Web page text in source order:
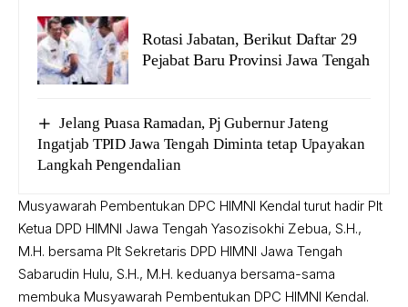
Rotasi Jabatan, Berikut Daftar 29
Pejabat Baru Provinsi Jawa Tengah
Jelang Puasa Ramadan, Pj Gubernur Jateng
Ingatjab TPID Jawa Tengah Diminta tetap Upayakan
Langkah Pengendalian
Musyawarah Pembentukan DPC HIMNI Kendal turut hadir Plt
Ketua DPD HIMNI Jawa Tengah Yasozisokhi Zebua, S.H.,
M.H. bersama Plt Sekretaris DPD HIMNI Jawa Tengah
Sabarudin Hulu, S.H., M.H. keduanya bersama-sama
membuka Musyawarah Pembentukan DPC HIMNI Kendal.